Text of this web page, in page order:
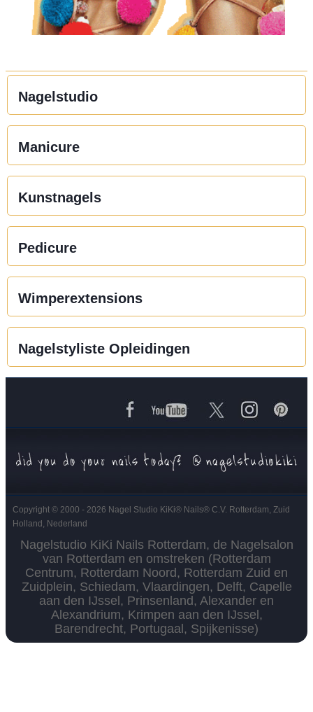
Nagelstudio
Manicure
Kunstnagels
Pedicure
Wimperextensions
Nagelstyliste Opleidingen
Copyright © 2000 - 2026 Nagel Studio KiKi® Nails® C.V. Rotterdam, Zuid
Holland, Nederland
Nagelstudio KiKi Nails Rotterdam, de Nagelsalon
van Rotterdam en omstreken (Rotterdam
Centrum, Rotterdam Noord, Rotterdam Zuid en
Zuidplein, Schiedam, Vlaardingen, Delft, Capelle
aan den IJssel, Prinsenland, Alexander en
Alexandrium, Krimpen aan den IJssel,
Barendrecht, Portugaal, Spijkenisse)